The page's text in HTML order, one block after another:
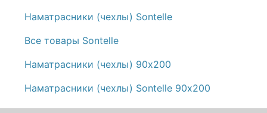
Наматрасники (чехлы) Sontelle
Все товары Sontelle
Наматрасники (чехлы) 90х200
Наматрасники (чехлы) Sontelle 90х200